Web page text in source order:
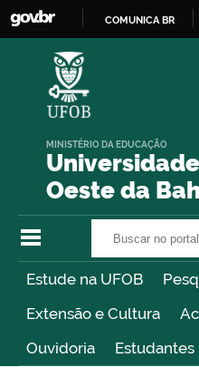
COMUNICA BR
Oeste da
MINISTÉRIO DA EDUCAÇÃO
Estude na UFOB
Extensão e Cultura
Ouvidoria
Estudantes